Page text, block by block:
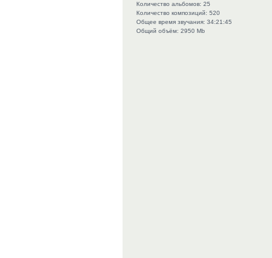
Количество альбомов: 25
Количество композиций: 520
Общее время звучания: 34:21:45
Общий объём: 2950 Mb